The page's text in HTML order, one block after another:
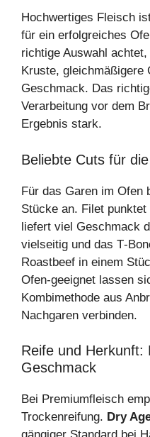
Hochwertiges Fleisch
für ein erfolgreiches
richtige Auswahl
Kruste, gleichmäßigere
Geschmack. Das
Verarbeitung vor dem
Ergebnis stark.
Beliebte Cuts für
Für das Garen im Ofen
Stücke an. Filet
liefert viel Geschmack
vielseitig und das
Roastbeef in einem
Ofen‑geeignet lassen
Kombimethode aus
Nachgaren verbinden.
Reife und Herkunft:
Geschmack
Bei Premiumfleisch
Trockenreifung. Dry